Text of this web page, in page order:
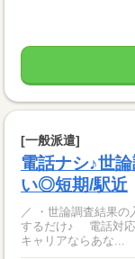
[一般派遣]
電話ナシ♪世
い◎短期/駅近
／ ・世論調査結果
するだけ♪ 電話対応
キャリアならあな...